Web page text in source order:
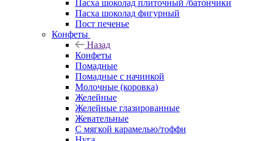
Пасха шоколад плиточный /батончики
Пасха шоколад фигурный
Пост печенье
Конфеты
Назад
Конфеты
Помадные
Помадные с начинкой
Молочные (коровка)
Желейные
Желейные глазированные
Жевательные
С мягкой карамелью/тоффи